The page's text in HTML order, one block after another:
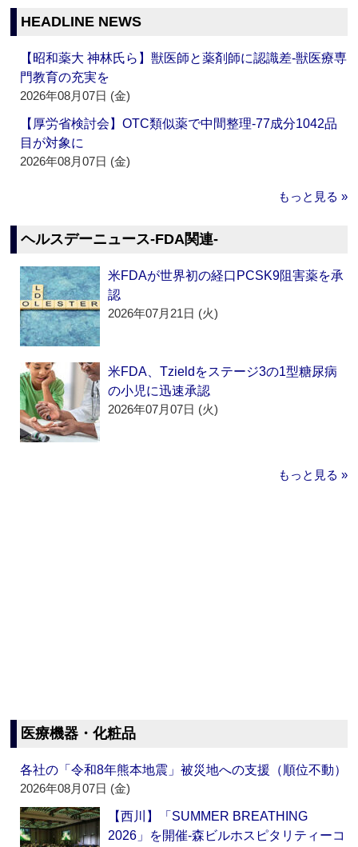
HEADLINE NEWS
【昭和薬大 神林氏ら】獣医師と薬剤師に認識差‐獣医療専
門教育の充実を
2026年08月07日 (金)
【厚労省検討会】OTC類似薬で中間整理‐77成分1042品
目が対象に
2026年08月07日 (金)
もっと見る »
ヘルスデーニュース‐FDA関連‐
米FDAが世界初の経口PCSK9阻害薬を承
認
2026年07月21日 (火)
米FDA、Tzieldをステージ3の1型糖尿病
の小児に迅速承認
2026年07月07日 (火)
もっと見る »
医療機器・化粧品
各社の「令和8年熊本地震」被災地への支援（順位不動）
2026年08月07日 (金)
【西川】「SUMMER BREATHING
2026」を開催‐森ビルホスピタリティーコ